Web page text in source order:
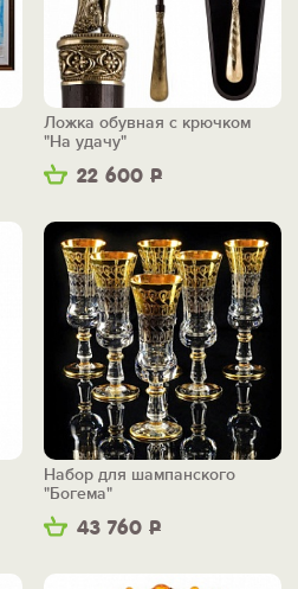
22 600 Р
Ложка обувная с крючком
"На удачу"
43 760 Р
Набор для шампанского
"Богема"